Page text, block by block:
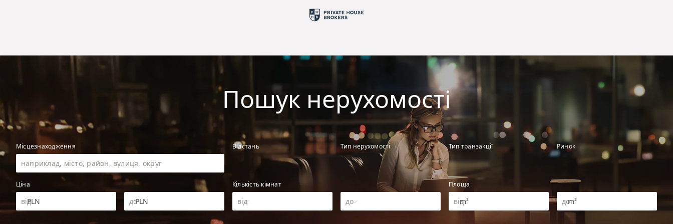
Пошук нерухомості
Місцезнаходження Відстань Тип нерухомості Тип транзакції Ринок
Ціна
PLN PLN
Кількість кімнат Площа
m² m²